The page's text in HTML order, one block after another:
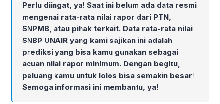
Perlu diingat, ya! Saat ini belum ada data resmi
mengenai rata-rata nilai rapor dari PTN,
SNPMB, atau pihak terkait. Data rata-rata nilai
SNBP UNAIR yang kami sajikan ini adalah
prediksi yang bisa kamu gunakan sebagai
acuan nilai rapor minimum. Dengan begitu,
peluang kamu untuk lolos bisa semakin besar!
Semoga informasi ini membantu, ya!